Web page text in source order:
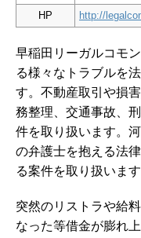
HP
http://
早稲田リーガルコモ
る様々なトラブルを
す。不動産取引や損
務整理、交通事故、
件を取り扱います。
の弁護士を抱える法
る案件を取り扱います
突然のリストラや給
なった等借金が膨れ